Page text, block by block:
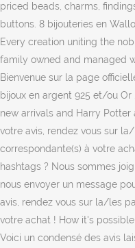
priced beads, charms,
buttons. 8 bijouteries en
Every creation uniting the
family owned and managed
Bienvenue sur la page
bijoux en argent 925 et/ou Or
new arrivals and Harry
votre avis, rendez vous sur
correspondante(s) à votre
hashtags ? Nous sommes
nous envoyer un message
avis, rendez vous sur la/les
votre achat ! How it's
Voici un condensé des avis